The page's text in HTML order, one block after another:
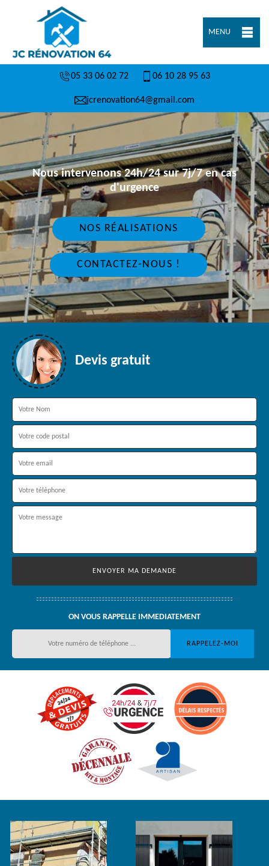
MENU
05 33 06 02 72 06 10 28 95 63
jcrenovation64@gmail.com
Nous intervenons 24h/24 sur 7j/7 en cas
d'urgence
NOS RÉALISATIONS
CONTACTEZ-NOUS !
Devis gratuit
ON VOUS RAPPELLE IMMEDIATEMENT